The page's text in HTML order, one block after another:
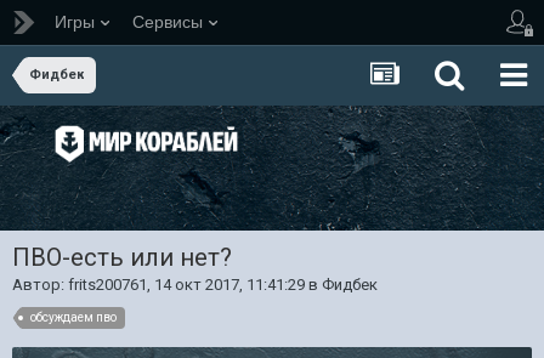
Игры Сервисы
Фидбек
ПВО-есть или нет?
Автор: frits200761, 14 окт 2017, 11:41:29 в Фидбек
обсуждаем пво